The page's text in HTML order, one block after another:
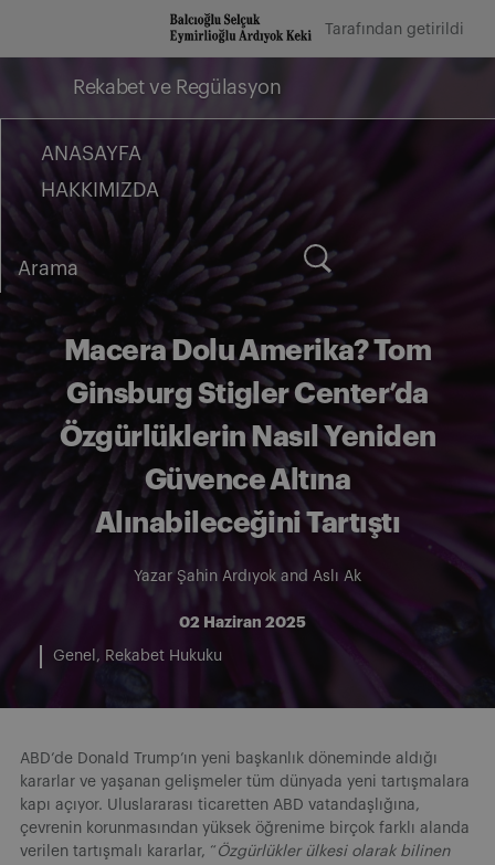
geç
Tarafından getirildi
Rekabet ve Regülasyon
ANASAYFA
HAKKIMIZDA
Arama
for:
Macera Dolu Amerika? Tom
Ginsburg Stigler Center’da
Özgürlüklerin Nasıl Yeniden
Güvence Altına
Alınabileceğini Tartıştı
Yazar Şahin Ardıyok and Aslı Ak
02 Haziran 2025
Genel Rekabet Hukuku
ABD’de Donald Trump’ın yeni başkanlık döneminde aldığı
kararlar ve yaşanan gelişmeler tüm dünyada yeni tartışmalara
kapı açıyor. Uluslararası ticaretten ABD vatandaşlığına,
çevrenin korunmasından yüksek öğrenime birçok farklı alanda
verilen tartışmalı kararlar, “ Özgürlükler ülkesi olarak bilinen